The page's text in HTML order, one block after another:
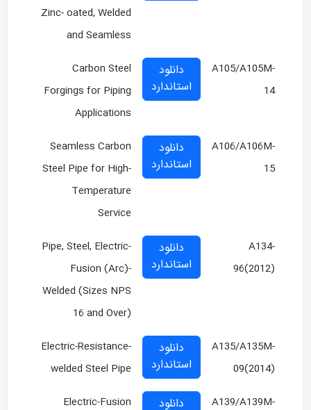
Zinc- oated, Welded
and Seamless
A105/A105M-
14
دانلود
استاندارد
Carbon Steel
Forgings for Piping
Applications
A106/A106M-
15
دانلود
استاندارد
Seamless Carbon
Steel Pipe for High-
Temperature
Service
A134-
96(2012)
دانلود
استاندارد
Pipe, Steel, Electric-
Fusion (Arc)-
Welded (Sizes NPS
16 and Over)
A135/A135M-
09(2014)
دانلود
استاندارد
Electric-Resistance-
welded Steel Pipe
A139/A139M-
دانلود Electric-Fusion